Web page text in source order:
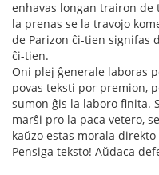
enhavas longan trairon de
la prenas se la travojo
de Parizon ĉi-tien signifas
ĉi-tien.
Oni plej ĝenerale laboras
povas teksti por premion,
sumon ĝis la laboro finita.
marŝi pro la paca vetero,
kaŭzo estas morala direkto
Pensiga teksto! Aŭdaca